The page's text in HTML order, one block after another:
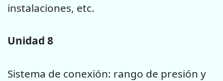
instalaciones, etc.
Unidad 8
Sistema de conexión: rango de presión y